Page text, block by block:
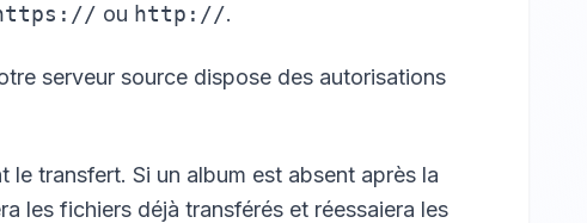
ou http://.
serveur source dispose des autorisations
le transfert. Si un album est absent après la
les fichiers déjà transférés et réessaiera les